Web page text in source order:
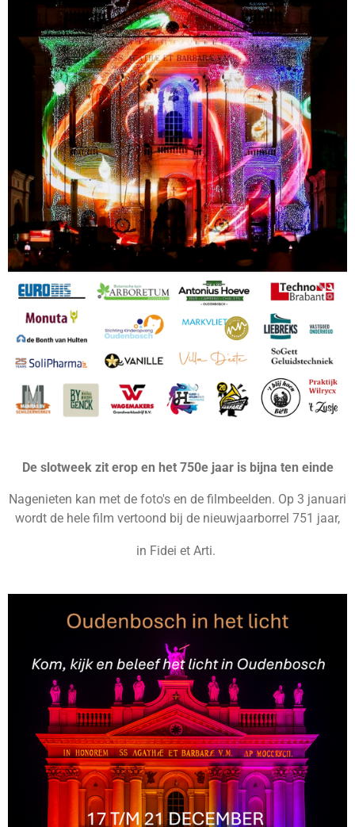
De slotweek zit erop en het 750e jaar is bijna ten einde
Nagenieten kan met de foto's en de filmbeelden. Op 3 januari
wordt de hele film vertoond bij de nieuwjaarborrel 751 jaar,
in Fidei et Arti.